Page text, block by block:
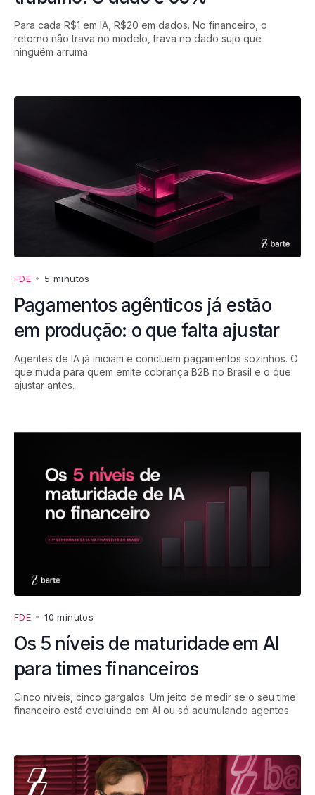
Para cada R$1 em IA, R$20 em dados. No financeiro, o
retorno não trava no modelo, trava no dado sujo que
ninguém arruma.
FDE • 5 minutos
Pagamentos agênticos já estão
em produção: o que falta ajustar
Agentes de IA já iniciam e concluem pagamentos sozinhos. O
que muda para quem emite cobrança B2B no Brasil e o que
ajustar antes.
FDE •10 minutos
Os 5 níveis de maturidade em AI
para times financeiros
Cinco níveis, cinco gargalos. Um jeito de medir se o seu time
financeiro está evoluindo em AI ou só acumulando agentes.